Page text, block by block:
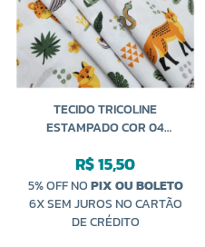
TECIDO TRICOLINE
ESTAMPADO COR 04
CALDEIRA
R$ 15,50
5% OFF NOPIX OU BOLETO
6X SEM JUROS NO CARTÃO
DE CRÉDITO